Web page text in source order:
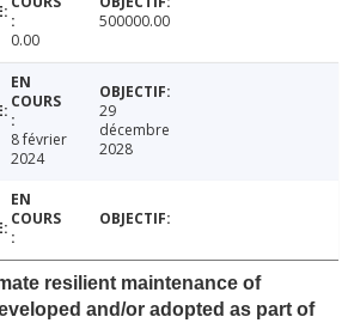
0.00
500000.00
8 février
2024
29
décembre
2028
resilient maintenance of
and/or adopted as part of